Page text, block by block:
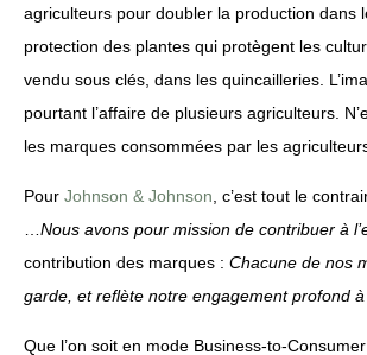
agriculteurs pour doubler la production
protection des plantes qui protègent les
vendu sous clés, dans les quincailleries.
pourtant l’affaire de plusieurs agriculteurs.
les marques consommées par les
Pour Johnson & Johnson , c’est tout le
Nous avons pour mission de contribuer à
contribution des marques : Chacune de nos
garde, et reflète notre engagement profond
Que l’on soit en mode Business-to-